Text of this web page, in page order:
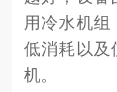
用冷水机
低消耗以及
机。